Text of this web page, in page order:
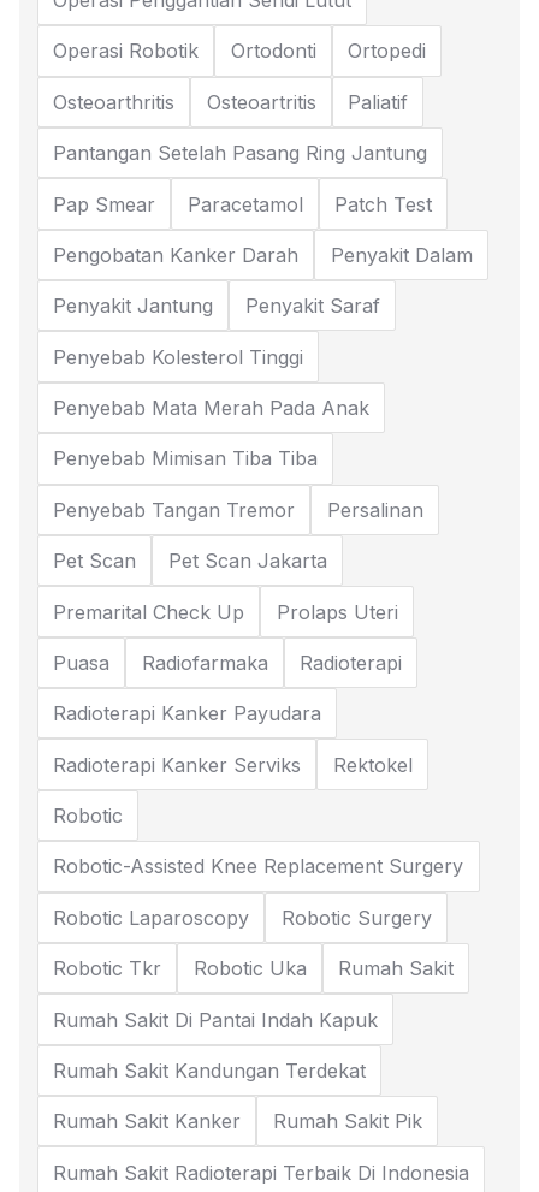
Operasi Robotik Ortodonti Ortopedi
Osteoarthritis Osteoartritis Paliatif
Pantangan Setelah Pasang Ring Jantung
Pap Smear Paracetamol Patch Test
Pengobatan Kanker Darah Penyakit Dalam
Penyakit Jantung Penyakit Saraf
Penyebab Kolesterol Tinggi
Penyebab Mata Merah Pada Anak
Penyebab Mimisan Tiba Tiba
Penyebab Tangan Tremor Persalinan
Pet Scan Pet Scan Jakarta
Premarital Check Up Prolaps Uteri
Puasa Radiofarmaka Radioterapi
Radioterapi Kanker Payudara
Radioterapi Kanker Serviks Rektokel
Robotic
Robotic-Assisted Knee Replacement Surgery
Robotic Laparoscopy Robotic Surgery
Robotic Tkr Robotic Uka Rumah Sakit
Rumah Sakit Di Pantai Indah Kapuk
Rumah Sakit Kandungan Terdekat
Rumah Sakit Kanker Rumah Sakit Pik
Rumah Sakit Radioterapi Terbaik Di Indonesia